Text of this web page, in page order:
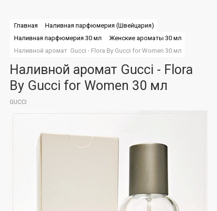
Главная
Наливная парфюмерия (Швейцария)
Наливная парфюмерия 30 мл
Женские ароматы 30 мл
Наливной аромат  Gucci - Flora By Gucci for Women 30 мл
Наливной аромат Gucci - Flora
By Gucci for Women 30 мл
GUCCI